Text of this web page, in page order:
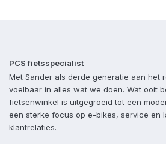
PCS fietsspecialist
Met Sander als derde generatie aan het
voelbaar in alles wat we doen. Wat ooit
fietsenwinkel is uitgegroeid tot een
een sterke focus op e-bikes, service en
klantrelaties.